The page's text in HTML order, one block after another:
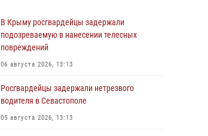
В Крыму росгвардейцы задержали
подозреваемую в нанесении телесных
повреждений
06 августа 2026, 13:13
Росгвардейцы задержали нетрезвого
водителя в Севастополе
05 августа 2026, 13:13